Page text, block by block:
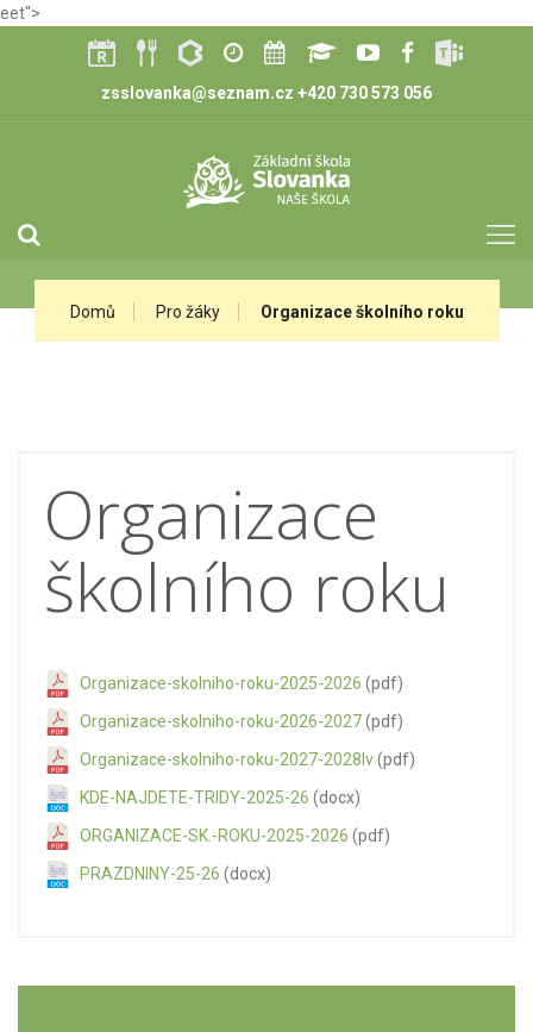
eet">
zsslovanka@seznam.cz +420 730 573 056
Domů Pro žáky Organizace školního roku
Organizace
školního roku
Organizace-skolniho-roku-2025-2026 (pdf)
Organizace-skolniho-roku-2026-2027(pdf)
Organizace-skolniho-roku-2027-2028lv(pdf)
KDE-NAJDETE-TRIDY-2025-26 (docx)
ORGANIZACE-SK.-ROKU-2025-2026 (pdf)
PRAZDNINY-25-26 (docx)